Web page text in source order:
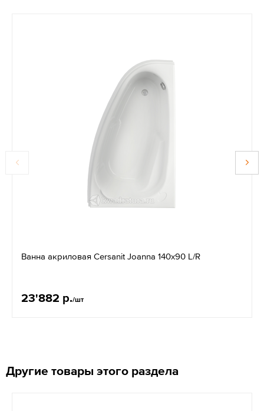
Ванна акриловая Cersanit Joanna 140x90 L/R
23'882 р./шт
Другие товары этого раздела